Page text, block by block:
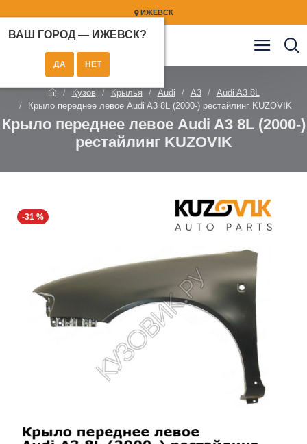
ИЖЕВСК
ВАШ ГОРОД — ИЖЕВСК?
Кузов Крылья Audi A3
Audi A3 8L
Крыло переднее левое Audi A3 8L (2000-) рестайлинг KUZOVIK
Крыло переднее левое Audi A3 8L (2000-)
рестайлинг KUZOVIK
-31 %